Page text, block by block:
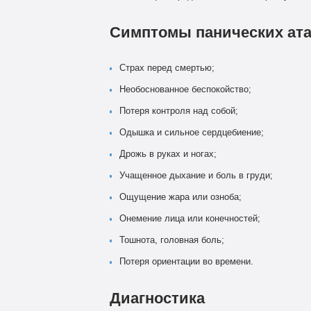
Симптомы панических
Cтрах перед смертью;
Необоснованное беспокойство;
Потеря контроля над собой;
Одышка и сильное сердцебиение;
Дрожь в руках и ногах;
Учащенное дыхание и боль в груди;
Ощущение жара или озноба;
Онемение лица или конечностей;
Тошнота, головная боль;
Потеря ориентации во времени.
Диагностика